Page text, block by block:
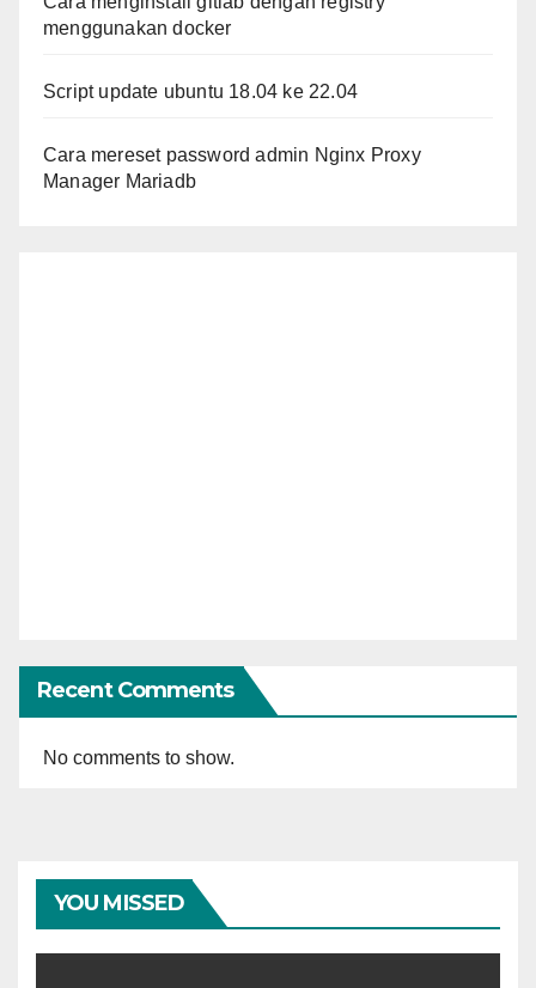
menggunakan docker
Script update ubuntu 18.04 ke 22.04
Cara mereset password admin Nginx Proxy
Manager Mariadb
Recent Comments
No comments to show.
YOU MISSED